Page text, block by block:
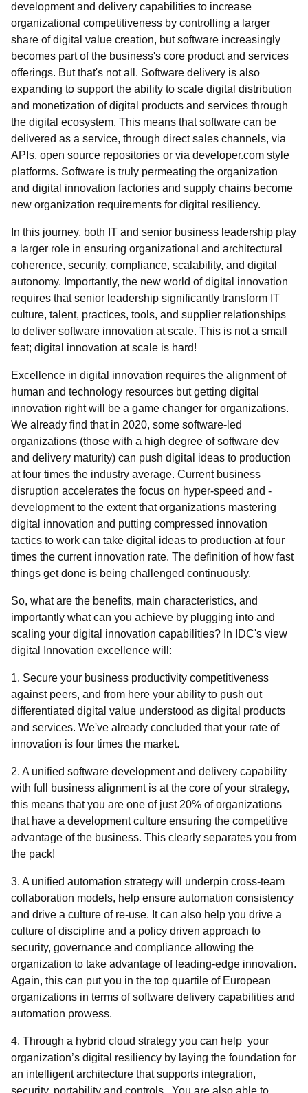
development and delivery capabilities to increase
organizational competitiveness by controlling a larger
share of digital value creation, but software increasingly
becomes part of the business's core product and services
offerings. But that's not all. Software delivery is also
expanding to support the ability to scale digital distribution
and monetization of digital products and services through
the digital ecosystem. This means that software can be
delivered as a service, through direct sales channels, via
APIs, open source repositories or via developer.com style
platforms. Software is truly permeating the organization
and digital innovation factories and supply chains become
new organization requirements for digital resiliency.
In this journey, both IT and senior business leadership play
a larger role in ensuring organizational and architectural
coherence, security, compliance, scalability, and digital
autonomy. Importantly, the new world of digital innovation
requires that senior leadership significantly transform IT
culture, talent, practices, tools, and supplier relationships
to deliver software innovation at scale. This is not a small
feat; digital innovation at scale is hard!
Excellence in digital innovation requires the alignment of
human and technology resources but getting digital
innovation right will be a game changer for organizations.
We already find that in 2020, some software-led
organizations (those with a high degree of software dev
and delivery maturity) can push digital ideas to production
at four times the industry average. Current business
disruption accelerates the focus on hyper-speed and -
development to the extent that organizations mastering
digital innovation and putting compressed innovation
tactics to work can take digital ideas to production at four
times the current innovation rate. The definition of how fast
things get done is being challenged continuously.
So, what are the benefits, main characteristics, and
importantly what can you achieve by plugging into and
scaling your digital innovation capabilities? In IDC's view
digital Innovation excellence will:
1. Secure your business productivity competitiveness
against peers, and from here your ability to push out
differentiated digital value understood as digital products
and services. We've already concluded that your rate of
innovation is four times the market.
2. A unified software development and delivery capability
with full business alignment is at the core of your strategy,
this means that you are one of just 20% of organizations
that have a development culture ensuring the competitive
advantage of the business. This clearly separates you from
the pack!
3. A unified automation strategy will underpin cross-team
collaboration models, help ensure automation consistency
and drive a culture of re-use. It can also help you drive a
culture of discipline and a policy driven approach to
security, governance and compliance allowing the
organization to take advantage of leading-edge innovation.
Again, this can put you in the top quartile of European
organizations in terms of software delivery capabilities and
automation prowess.
4. Through a hybrid cloud strategy you can help your
organization’s digital resiliency by laying the foundation for
an intelligent architecture that supports integration,
security, portability and controls. You are also able to